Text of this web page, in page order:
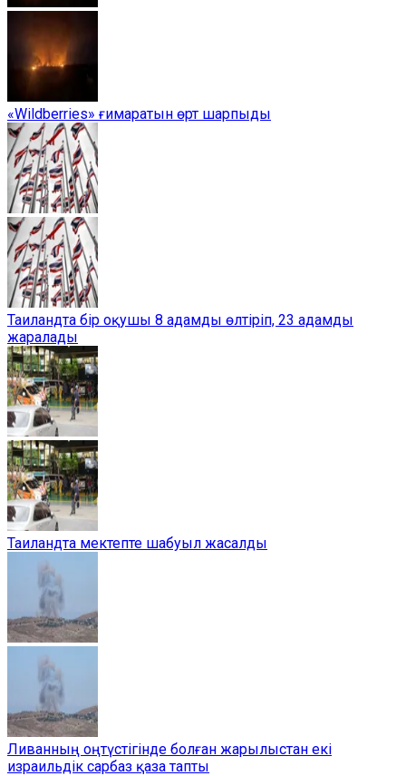
«Wildberries» ғимаратын өрт шарпыды
Таиландта бір оқушы 8 адамды өлтіріп, 23 адамды
жаралады
Таиландта мектепте шабуыл жасалды
Ливанның оңтүстігінде болған жарылыстан екі
израильдік сарбаз қаза тапты